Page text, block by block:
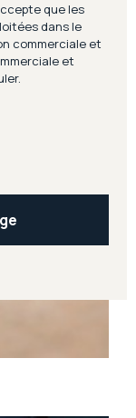
que les
dans le
commerciale et
et